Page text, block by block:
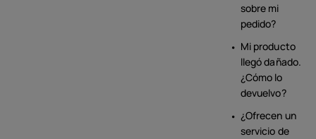
sobre mi
pedido?
Mi producto
llegó dañado.
¿Cómo lo
devuelvo?
¿Ofrecen un
servicio de